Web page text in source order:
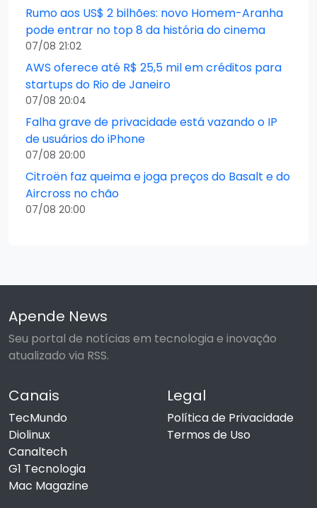
Rumo aos US$ 2 bilhões: novo Homem-Aranha
pode entrar no top 8 da história do cinema
07/08 21:02
AWS oferece até R$ 25,5 mil em créditos para
startups do Rio de Janeiro
07/08 20:04
Falha grave de privacidade está vazando o IP
de usuários do iPhone
07/08 20:00
Citroën faz queima e joga preços do Basalt e do
Aircross no chão
07/08 20:00
Apende News
Seu portal de notícias em tecnologia e inovação
atualizado via RSS.
Canais
TecMundo
Diolinux
Canaltech
G1 Tecnologia
Mac Magazine
Legal
Política de Privacidade
Termos de Uso